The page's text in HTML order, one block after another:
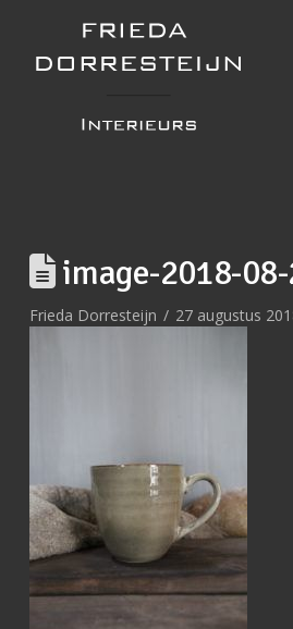
image-2018-
Frieda Dorresteijn 27 augustus